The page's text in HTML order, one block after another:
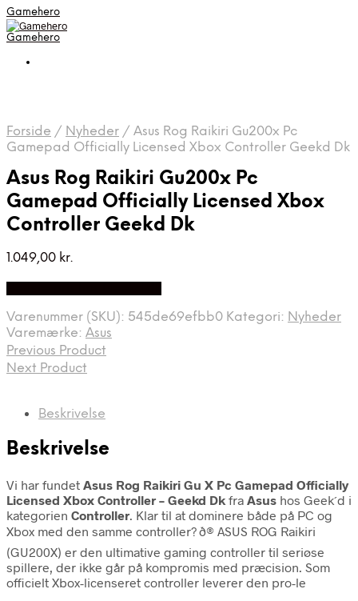
Gamehero
Gamehero
Forside / Nyheder / Asus Rog Raikiri Gu200x Pc
Gamepad Officially Licensed Xbox Controller Geekd Dk
Asus Rog Raikiri Gu200x Pc
Gamepad Officially Licensed Xbox
Controller Geekd Dk
1.049,00 kr.
Varenummer (SKU): 545de69efbb0 Kategori: Nyheder
Varemærke: Asus
Previous Product
Next Product
Beskrivelse
Beskrivelse
Vi har fundet Asus Rog Raikiri Gu X Pc Gamepad Officially
Licensed Xbox Controller – Geekd Dk fra Asus hos Geek´d i
kategorien Controller. Klar til at dominere både på PC og
Xbox med den samme controller? ð® ASUS ROG Raikiri
(GU200X) er den ultimative gaming controller til seriøse
spillere, der ikke går på kompromis med præcision. Som
officielt Xbox-licenseret controller leverer den pro-le